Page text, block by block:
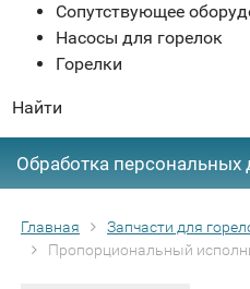
Сопутствующее
Насосы для горелок
Горелки
Найти
Обработка персональных
Главная Запчасти для
Пропорциональный